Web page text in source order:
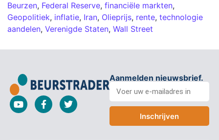
Beurzen, Federal Reserve, financiële markten,
Geopolitiek, inflatie, Iran, Olieprijs, rente, technologie
aandelen, Verenigde Staten, Wall Street
Aanmelden nieuwsbrief.
Inschrijven